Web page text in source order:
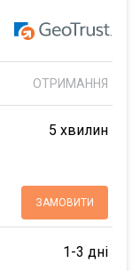
ОТРИМАННЯ
5 хвилин
ЗАМОВИТИ
1-3 дні